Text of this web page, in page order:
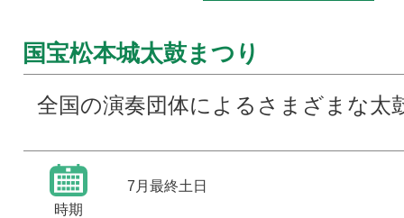
国宝松本城太鼓まつり
全国の演奏団体によるさまざまな太
時期
7月最終土日